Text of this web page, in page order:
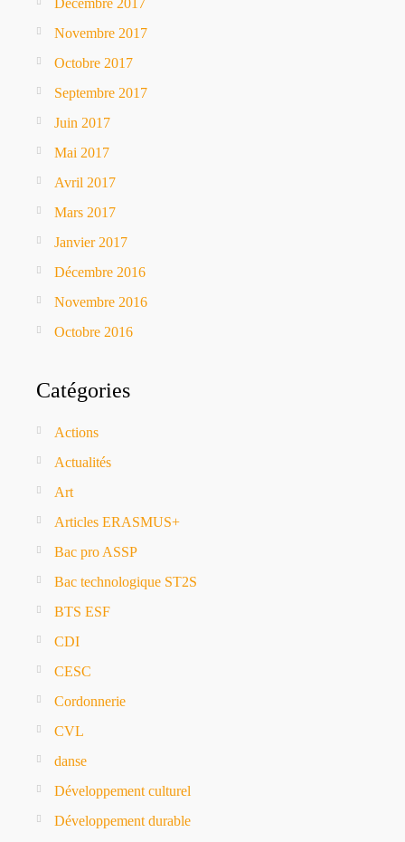
Décembre 2017
Novembre 2017
Octobre 2017
Septembre 2017
Juin 2017
Mai 2017
Avril 2017
Mars 2017
Janvier 2017
Décembre 2016
Novembre 2016
Octobre 2016
Catégories
Actions
Actualités
Art
Articles ERASMUS+
Bac pro ASSP
Bac technologique ST2S
BTS ESF
CDI
CESC
Cordonnerie
CVL
danse
Développement culturel
Développement durable